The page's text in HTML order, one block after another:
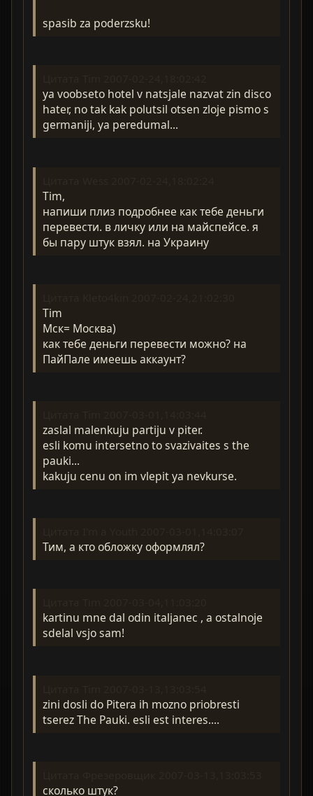
spasib za poderzsku!
ya voobseto hotel v natsjale nazvat zin disco
hater, no tak kak polutsil otsen zloje pismo s
germaniji, ya peredumal...
Tim,
напиши плиз подробнее как тебе деньги
перевести. в личку или на майспейсе. я
бы пару штук взял. на Украину
Tim
Мск= Москва)
как тебе деньги перевести можно? на
ПайПале имеешь аккаунт?
zaslal malenkuju partiju v piter.
esli komu intersetno to svazivaites s the
pauki...
kakuju cenu on im vlepit ya nevkurse.
Тим, а кто обложку оформлял?
kartinu mne dal odin italjanec , a ostalnoje
sdelal vsjo sam!
zini dosli do Pitera ih mozno priobresti
tserez The Pauki. esli est interes....
сколько штук?